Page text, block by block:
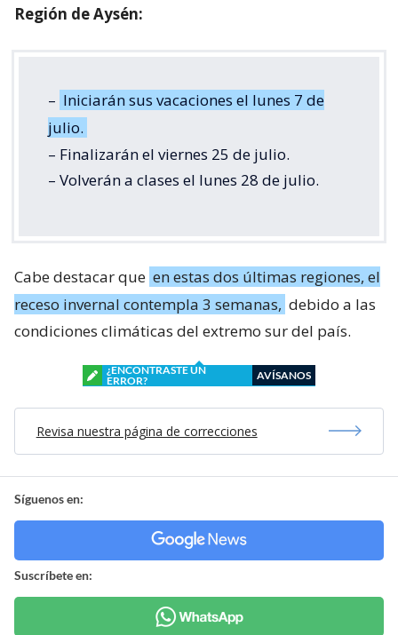
Región de Aysén:
– Iniciarán sus vacaciones el lunes 7 de
julio.
– Finalizarán el viernes 25 de julio.
– Volverán a clases el lunes 28 de julio.
Cabe destacar que en estas dos últimas regiones, el
receso invernal contempla 3 semanas, debido a las
condiciones climáticas del extremo sur del país.
¿ENCONTRASTE UN
ERROR?
AVÍSANOS
Revisa nuestra página de correcciones
Síguenos en:
Suscríbete en: